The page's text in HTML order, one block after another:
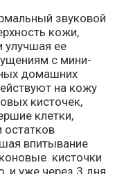
звуковой
кожи,
улучшая ее
с мини-
домашних
на кожу
кисточек,
клетки,
остатков
впитывание
кисточки
и уже через 3 дня